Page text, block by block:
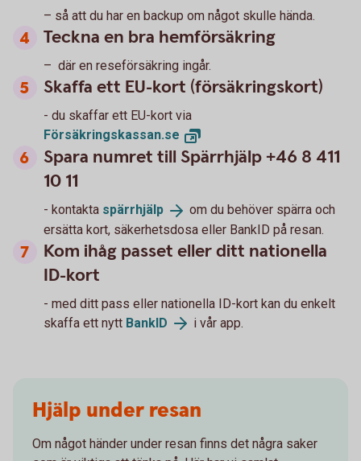
– så att du har en backup om något skulle hända.
Teckna en bra hemförsäkring
– där en reseförsäkring ingår.
Skaffa ett EU-kort (försäkringskort)
- du skaffar ett EU-kort via
Försäkringskassan.se
Spara numret till Spärrhjälp +46 8 411
10 11
- kontakta spärrhjälp
om du behöver spärra och
ersätta kort, säkerhetsdosa eller BankID på resan.
Kom ihåg passet eller ditt nationella
ID-kort
- med ditt pass eller nationella ID-kort kan du enkelt
skaffa ett nytt BankID i vår app.
Hjälp under resan
Om något händer under resan finns det några saker